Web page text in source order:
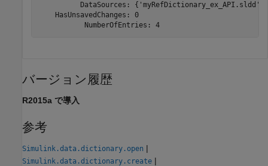
          DataSources: {'myRefDictionary_ex_API.sldd'}
    HasUnsavedChanges: 0
           NumberOfEntries: 4
バージョン履歴
R2015a で導入
参考
Simulink.data.dictionary.open |
Simulink.data.dictionary.create |